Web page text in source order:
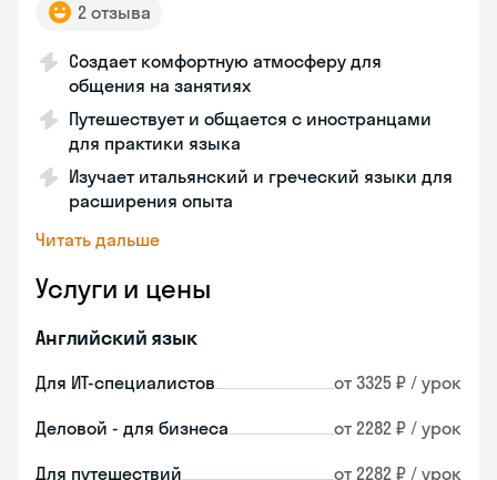
2 отзыва
Создает комфортную атмосферу для
общения на занятиях
Путешествует и общается с иностранцами
для практики языка
Изучает итальянский и греческий языки для
расширения опыта
Читать дальше
Услуги и цены
Английский язык
Для ИТ-специалистов от 3325 ₽ / урок
Деловой - для бизнеса от 2282 ₽ / урок
Для путешествий от 2282 ₽ / урок